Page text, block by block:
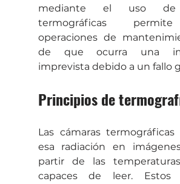
mediante el uso de
termográficas
operaciones de
de que ocurra una
imprevista debido a un fallo
Principios de
Las cámaras termográficas
esa radiación en
partir de las
capaces de leer. Estos